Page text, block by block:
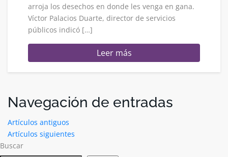
arroja los desechos en donde les venga en gana.
Víctor Palacios Duarte, director de servicios
públicos indicó […]
Leer más
Navegación de entradas
Artículos antiguos
Artículos siguientes
Buscar